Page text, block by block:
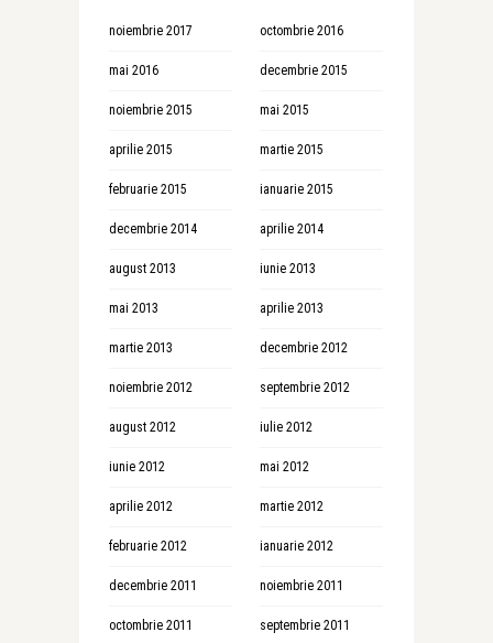
noiembrie 2017 octombrie 2016
mai 2016 decembrie 2015
noiembrie 2015 mai 2015
aprilie 2015 martie 2015
februarie 2015 ianuarie 2015
decembrie 2014 aprilie 2014
august 2013 iunie 2013
mai 2013 aprilie 2013
martie 2013 decembrie 2012
noiembrie 2012 septembrie 2012
august 2012 iulie 2012
iunie 2012 mai 2012
aprilie 2012 martie 2012
februarie 2012 ianuarie 2012
decembrie 2011 noiembrie 2011
octombrie 2011 septembrie 2011